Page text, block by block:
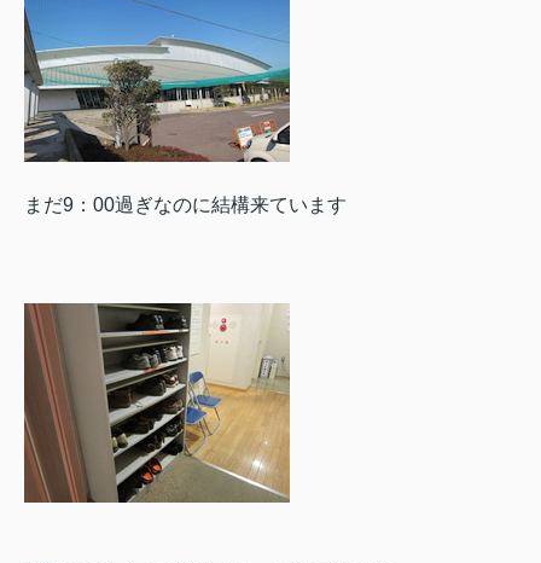
まだ9：00過ぎなのに結構来ています